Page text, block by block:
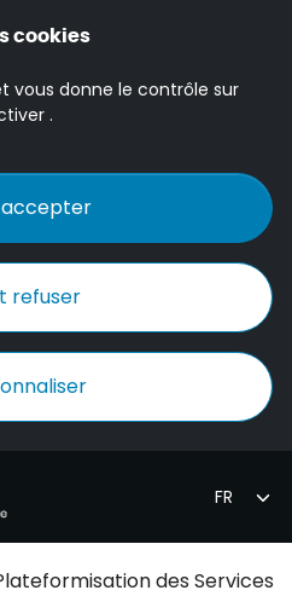
cookies
vous donne le contrôle sur
.
refuser
principale
des Services